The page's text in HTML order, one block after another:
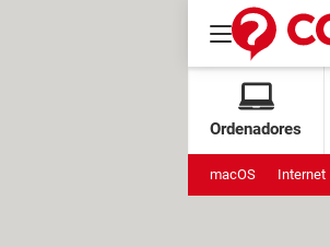
Ordenadores
macOS Internet